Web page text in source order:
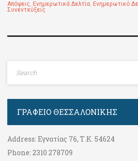
Απόψεις, Ενημερωτικά Δελτία, Ενημερωτικό
Συνεντεύξεις
ΓΡΑΦΕΊΟ ΘΕΣΣΑΛΟΝΊΚΗΣ
Address: Εγνατίας 76, Τ.Κ. 54624
Phone: 2310 278709